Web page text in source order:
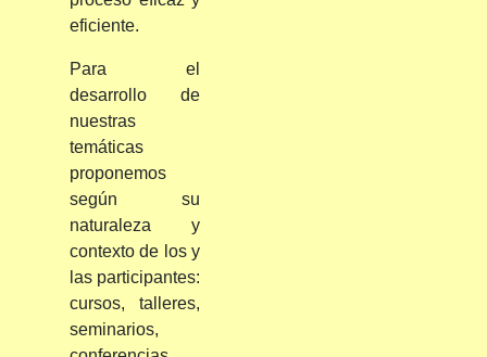
eficiente.
Para el
desarrollo de
nuestras
temáticas
proponemos
según su
naturaleza y
contexto de los y
las participantes:
cursos, talleres,
seminarios,